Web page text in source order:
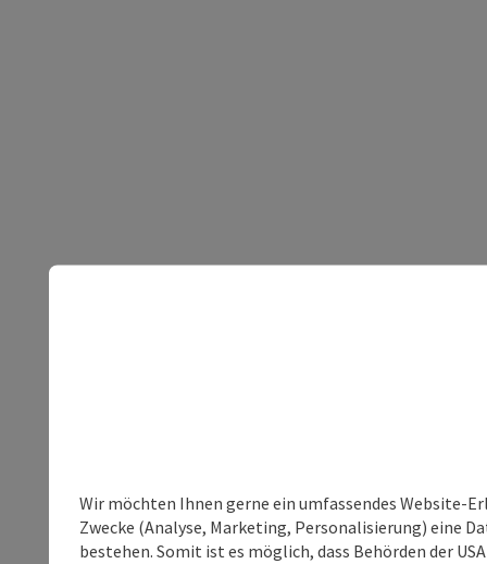
Wir möchten Ihnen gerne ein umfassendes Website-
Zwecke (Analyse, Marketing, Personalisierung) eine
bestehen. Somit ist es möglich, dass Behörden der